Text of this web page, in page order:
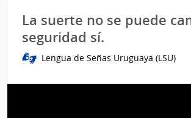
La suerte no se puede
seguridad sí.
Lengua de Señas Uruguaya (LSU)